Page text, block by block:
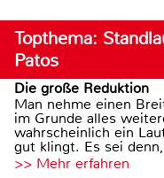
Topthema:
Patos
Die große Reduktion
Man nehme einen
im Grunde alles
wahrscheinlich ein
gut klingt. Es sei
>> Mehr erfahren